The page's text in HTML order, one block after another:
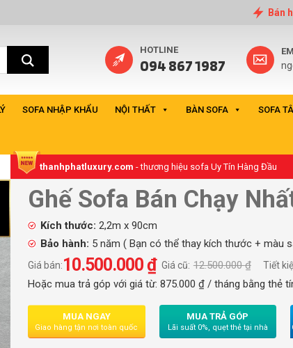
Bán
HOTLINE
094 867 1987
SOFA NHẬP KHẨU NỘI THẤT BÀN SOFA SOFA
thanhphatluxury.com - thương hiệu sofa Uy Tín Hàng Đầu
TP.HCM
Ghế Sofa Bán Chạy
Kích thước:2,2m x 90cm
Bảo hành: 5 năm ( Bạn có thể thay kích thước + màu
Giá bán:10.500.000₫ Giá cũ: 12.500.000₫ Tiết
Hoặc mua trả góp với giá từ:875.000₫ / tháng bằng thẻ
MUA NGAY
Giao hàng tận nơi toàn quốc
MUA TRẢ GÓP
Lãi suất 0%, quẹt thẻ tại nhà